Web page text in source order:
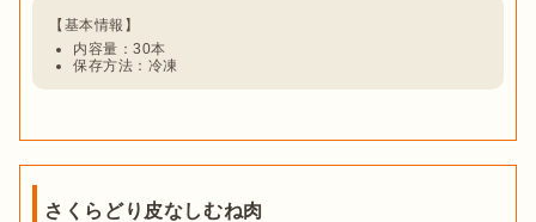
内容量：30本
保存方法：冷凍
さくらどり皮なしむね肉